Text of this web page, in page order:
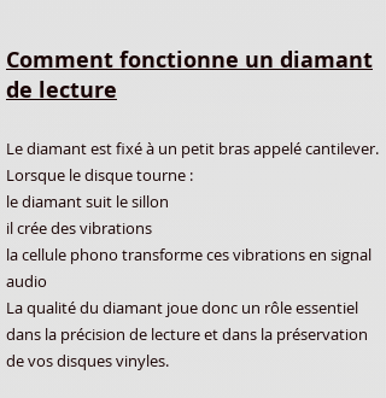
Comment fonctionne un diamant
de lecture
Le diamant est fixé à un petit bras appelé cantilever.
Lorsque le disque tourne :
le diamant suit le sillon
il crée des vibrations
la cellule phono transforme ces vibrations en signal
audio
La qualité du diamant joue donc un rôle essentiel
dans la précision de lecture et dans la préservation
de vos disques vinyles.